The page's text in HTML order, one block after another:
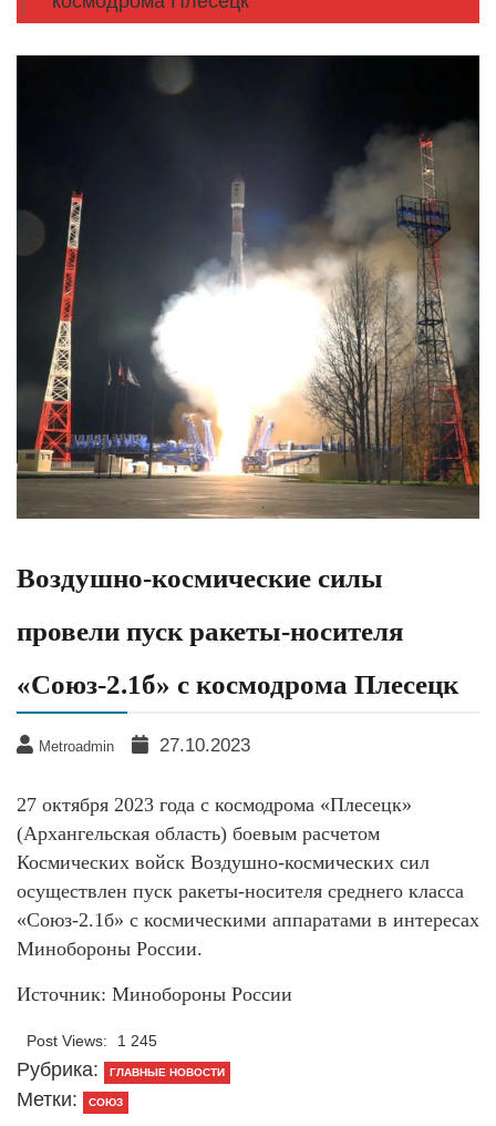
Воздушно-космические силы
провели пуск ракеты-носителя
«Союз-2.1б» с космодрома Плесецк
Metroadmin 27.10.2023
27 октября 2023 года с космодрома «Плесецк»
(Архангельская область) боевым расчетом
Космических войск Воздушно-космических сил
осуществлен пуск ракеты-носителя среднего класса
«Союз-2.1б» с космическими аппаратами в интересах
Минобороны России.
Источник: Минобороны России
Post Views: 1 245
Рубрика: ГЛАВНЫЕ НОВОСТИ
Метки: СОЮЗ